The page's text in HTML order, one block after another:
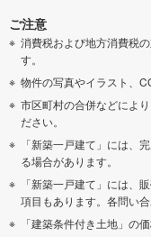
ご注意
消費税および地方消費税
す。
物件の写真やイラスト、
市区町村の合併などによ
ださい。
「新築一戸建て」には、
る場合があります。
「新築一戸建て」には、
項目もあります。各問い
「建築条件付き土地」の